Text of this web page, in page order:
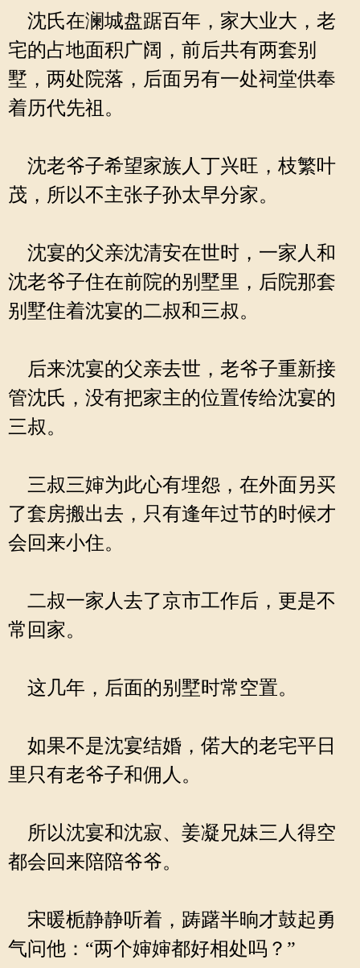
沈氏在澜城盘踞百年，家大业大，老
宅的占地面积广阔，前后共有两套别
墅，两处院落，后面另有一处祠堂供奉
着历代先祖。
沈老爷子希望家族人丁兴旺，枝繁叶
茂，所以不主张子孙太早分家。
沈宴的父亲沈清安在世时，一家人和
沈老爷子住在前院的别墅里，后院那套
别墅住着沈宴的二叔和三叔。
后来沈宴的父亲去世，老爷子重新接
管沈氏，没有把家主的位置传给沈宴的
三叔。
三叔三婶为此心有埋怨，在外面另买
了套房搬出去，只有逢年过节的时候才
会回来小住。
二叔一家人去了京市工作后，更是不
常回家。
这几年，后面的别墅时常空置。
如果不是沈宴结婚，偌大的老宅平日
里只有老爷子和佣人。
所以沈宴和沈寂、姜凝兄妹三人得空
都会回来陪陪爷爷。
宋暖栀静静听着，踌躇半晌才鼓起勇
气问他：“两个婶婶都好相处吗？”